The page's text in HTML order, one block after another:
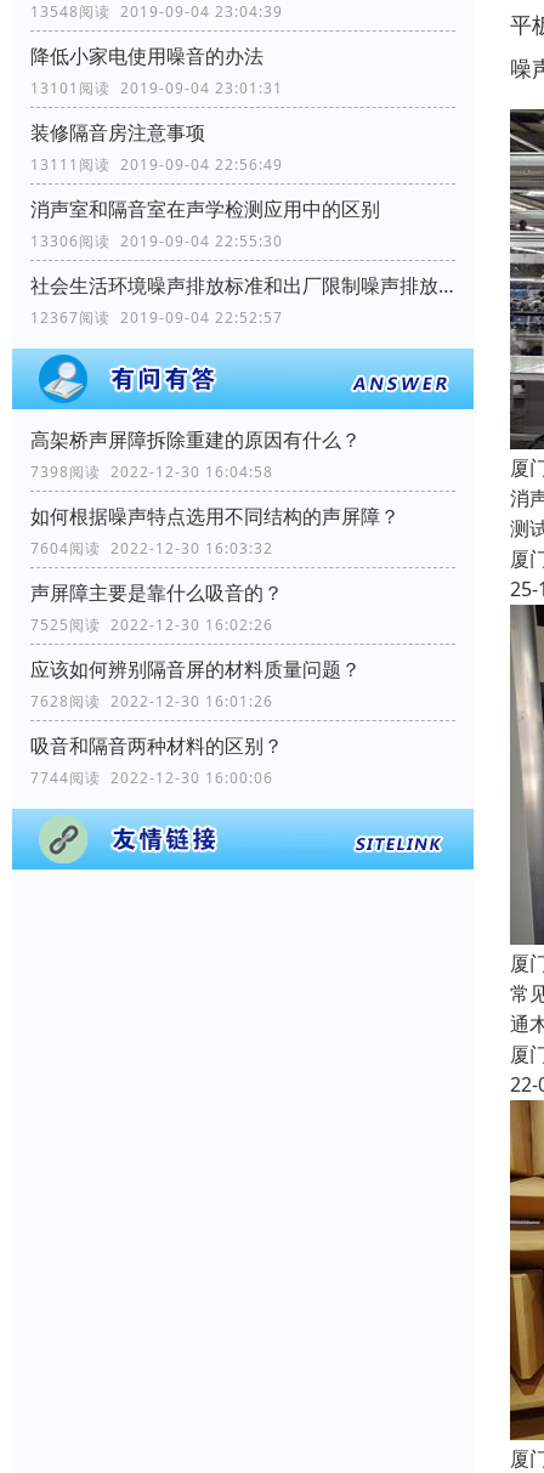
13548阅读 2019-09-04 23:04:39
降低小家电使用噪音的办法
13101阅读 2019-09-04 23:01:31
装修隔音房注意事项
13111阅读 2019-09-04 22:56:49
消声室和隔音室在声学检测应用中的区别
13306阅读 2019-09-04 22:55:30
社会生活环境噪声排放标准和出厂限制噪声排放标准
12367阅读 2019-09-04 22:52:57
高架桥声屏障拆除重建的原因有什么？
7398阅读 2022-12-30 16:04:58
如何根据噪声特点选用不同结构的声屏障？
7604阅读 2022-12-30 16:03:32
声屏障主要是靠什么吸音的？
7525阅读 2022-12-30 16:02:26
应该如何辨别隔音屏的材料质量问题？
7628阅读 2022-12-30 16:01:26
吸音和隔音两种材料的区别？
7744阅读 2022-12-30 16:00:06
平
噪
厦
消
测
厦
25-
厦
常
通
厦
22-
厦